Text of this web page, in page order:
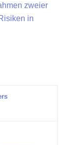
zweier
in